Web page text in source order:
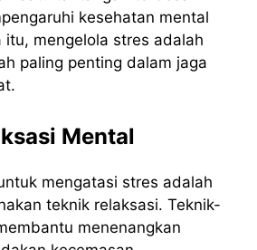
kesehatan mental
itu, mengelola stres adalah
paling penting dalam jaga
Mental
mengatasi stres adalah
teknik relaksasi. Teknik-
menenangkan